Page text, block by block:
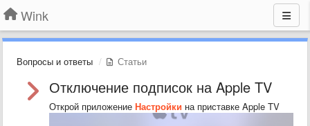
Wink
Вопросы и ответы Статьи
Отключение подписок на Apple TV
Открой приложение Настройки на приставке Apple TV